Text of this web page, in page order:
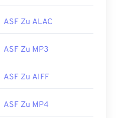
als
ASF Zu ALAC
ASF Zu MP3
ASF Zu AIFF
ASF Zu MP4